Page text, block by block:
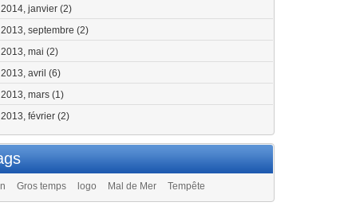
2014, janvier (2)
2013, septembre (2)
2013, mai (2)
2013, avril (6)
2013, mars (1)
2013, février (2)
Gros temps logo Mal de Mer Tempête